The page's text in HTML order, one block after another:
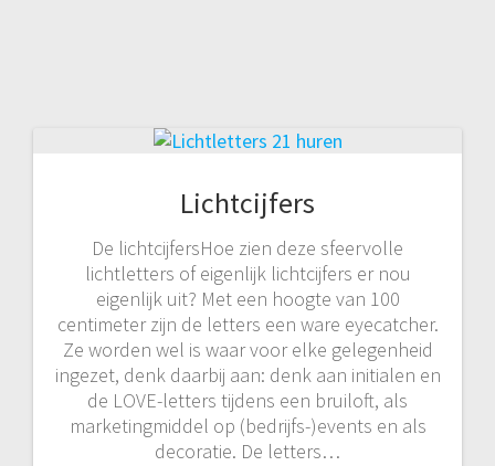
Lichtcijfers
De lichtcijfersHoe zien deze sfeervolle
lichtletters of eigenlijk lichtcijfers er nou
eigenlijk uit? Met een hoogte van 100
centimeter zijn de letters een ware eyecatcher.
Ze worden wel is waar voor elke gelegenheid
ingezet, denk daarbij aan: denk aan initialen en
de LOVE-letters tijdens een bruiloft, als
marketingmiddel op (bedrijfs-)events en als
decoratie. De letters…